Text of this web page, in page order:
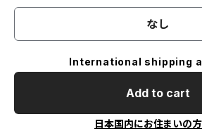
なし
International shipping
Add to cart
日本国内にお住まいの